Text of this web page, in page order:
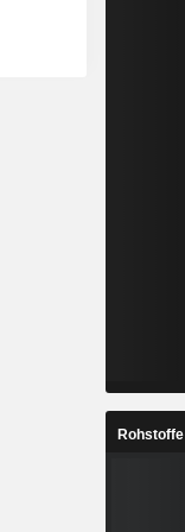
Rohstoffe